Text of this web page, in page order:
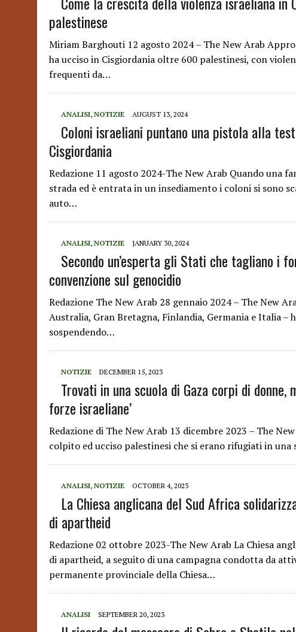
palestinese
Miriam Barghouti 12 agosto 2024 – The New Arab
ha ucciso in Cisgiordania oltre 600 palestinesi, con
frequenti da…
ANALISI, NOTIZIE AUGUST 13, 2024
Coloni israeliani puntano una pistola alla
Cisgiordania
Redazione 11 agosto 2024-The New Arab Quando una
strada ed è entrata in un insediamento i coloni si sono
auto…
ANALISI, NOTIZIE JANUARY 30, 2024
Secondo un’esperta gli Stati che tagliano i
convenzione sul genocidio
Redazione The New Arab 28 gennaio 2024 – The New
Australia, Gran Bretagna, Finlandia, Germania e Italia –
sospendendo…
NOTIZIE DECEMBER 15, 2023
Trovati in una scuola di Gaza corpi di
forze israeliane’
Redazione di The New Arab 13 dicembre 2023 – The
colpito ed ucciso palestinesi che si erano rifugiati in
ANALISI, NOTIZIE OCTOBER 4, 2023
La Chiesa anglicana del Sud Africa
di apartheid
Redazione 02 ottobre 2023-The New Arab La Chiesa
di apartheid, a seguito di una campagna condotta da
permanente provinciale della Chiesa…
ANALISI SEPTEMBER 20, 2023